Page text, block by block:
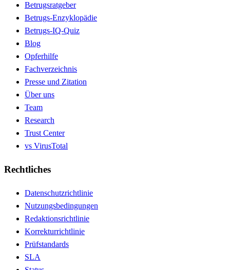
Betrugsratgeber
Betrugs-Enzyklopädie
Betrugs-IQ-Quiz
Blog
Opferhilfe
Fachverzeichnis
Presse und Zitation
Über uns
Team
Research
Trust Center
vs VirusTotal
Rechtliches
Datenschutzrichtlinie
Nutzungsbedingungen
Redaktionsrichtlinie
Korrekturrichtlinie
Prüfstandards
SLA